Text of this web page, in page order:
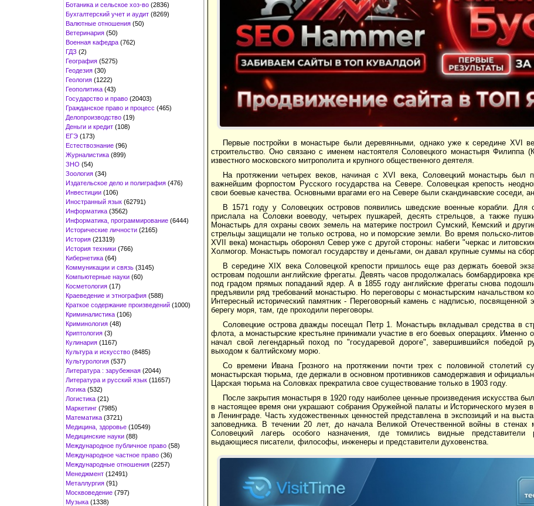
Ботаника и сельское хоз-во (2836)
Бухгалтерский учет и аудит (8269)
Валютные отношения (50)
Ветеринария (50)
Военная кафедра (762)
ГДЗ (2)
География (5275)
Геодезия (30)
Геология (1222)
Геополитика (43)
Государство и право (20403)
Гражданское право и процесс (465)
Делопроизводство (19)
Деньги и кредит (108)
ЕГЭ (173)
Естествознание (96)
Журналистика (899)
ЗНО (54)
Зоология (34)
Издательское дело и полиграфия (476)
Инвестиции (106)
Иностранный язык (62791)
Информатика (3562)
Информатика, программирование (6444)
Исторические личности (2165)
История (21319)
История техники (766)
Кибернетика (64)
Коммуникации и связь (3145)
Компьютерные науки (60)
Косметология (17)
Краеведение и этнография (588)
Краткое содержание произведений (1000)
Криминалистика (106)
Криминология (48)
Криптология (3)
Кулинария (1167)
Культура и искусство (8485)
Культурология (537)
Литература : зарубежная (2044)
Литература и русский язык (11657)
Логика (532)
Логистика (21)
Маркетинг (7985)
Математика (3721)
Медицина, здоровье (10549)
Медицинские науки (88)
Международное публичное право (58)
Международное частное право (36)
Международные отношения (2257)
Менеджмент (12491)
Металлургия (91)
Москвоведение (797)
Музыка (1338)
Первые постройки в монастыре были деревянными, однако уже к середине XVI
строительство. Оно связано с именем настоятеля Соловецкого монастыря Филиппа
известного московского митрополита и крупного общественного деятеля.
На протяжении четырех веков, начиная с XVI века, Соловецкий монастырь был
важнейшим форпостом Русского государства на Севере. Соловецкая крепость
свои боевые качества. Основными врагами его на Севере были скандинавские соседи,
В 1571 году у Соловецких островов появились шведские военные корабли. Для
прислала на Соловки воеводу, четырех пушкарей, десять стрельцов, а также
Монастырь для охраны своих земель на материке построил Сумский, Кемский и
стрельцы защищали не только острова, но и поморские земли. Во время польско-
XVII века) монастырь оборонял Север уже с другой стороны: набеги "черкас и
Холмогор. Монастырь помогал государству и деньгами, он давал крупные суммы на
В середине XIX века Соловецкой крепости пришлось еще раз держать боевой
островам подошли английские фрегаты. Девять часов продолжалась бомбардировка
под градом прямых попаданий ядер. А в 1855 году английские фрегаты снова
предъявили ряд требований монастырю. Но переговоры с монастырским начальством
Интересный исторический памятник - Переговорный камень с надписью, посвященной
берегу моря, там, где проходили переговоры.
Соловецкие острова дважды посещал Петр 1. Монастырь вкладывал средства в
флота, а монастырские крестьяне принимали участие в его боевых операциях. Именно
начал свой легендарный поход по "государевой дороге", завершившийся победой
выходом к балтийскому морю.
Со времени Ивана Грозного на протяжении почти трех с половиной столетий
монастырская тюрьма, где держали в основном противников самодержавия и
Царская тюрьма на Соловках прекратила свое существование только в 1903 году.
После закрытия монастыря в 1920 году наиболее ценные произведения искусства
в настоящее время они украшают собрания Оружейной палаты и Исторического музея
в Ленинграде. Часть художественных ценностей представлена в экспозиций и на
заповедника. В течении 20 лет, до начала Великой Отечественной войны в стенах
Соловецкий лагерь особого назначения, где томились видные представители
выдающиеся писатели, философы, инженеры и представители духовенства.